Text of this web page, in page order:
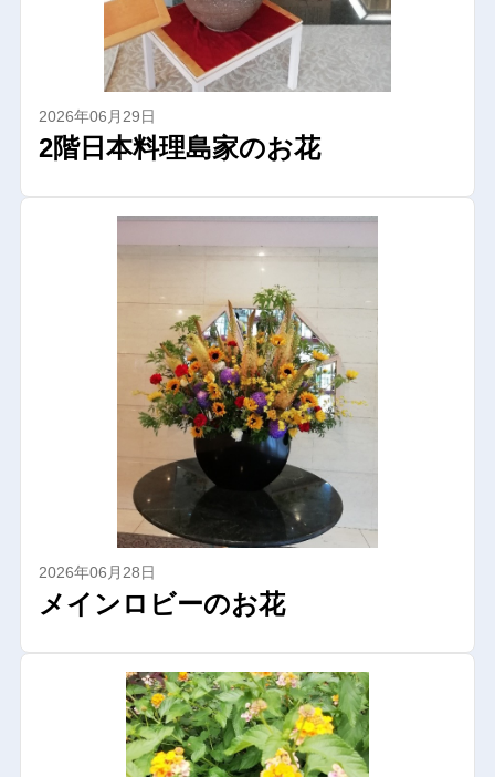
2026年06月29日
2階日本料理島家のお花
2026年06月28日
メインロビーのお花